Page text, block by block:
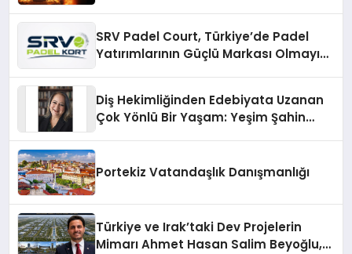
SRV Padel Court, Türkiye’de Padel
Yatırımlarının Güçlü Markası Olmayı
Diş Hekimliğinden Edebiyata Uzanan
Çok Yönlü Bir Yaşam: Yeşim Şahin
Portekiz Vatandaşlık Danışmanlığı
Türkiye ve Irak’taki Dev Projelerin
Mimarı Ahmet Hasan Salim Beyoğlu,